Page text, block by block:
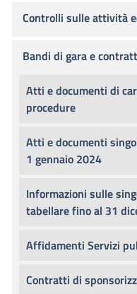
Controlli sulle attività
Bandi di gara e
Atti e documenti di
procedure
Atti e documenti
1 gennaio 2024
Informazioni sulle
tabellare fino al 31
Affidamenti Servizi
Contratti di